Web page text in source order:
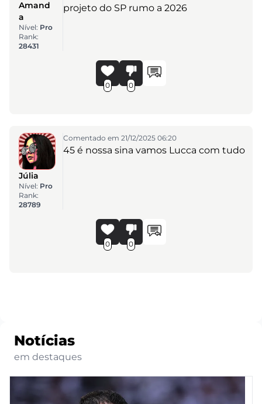
Amand
a
Nível: Pro
Rank:
28431
projeto do SP rumo a 2026
0 0
Júlia
Nível: Pro
Rank:
28789
Comentado em 21/12/2025 06:20
45 é nossa sina vamos Lucca com tudo
0 0
Notícias
em destaques